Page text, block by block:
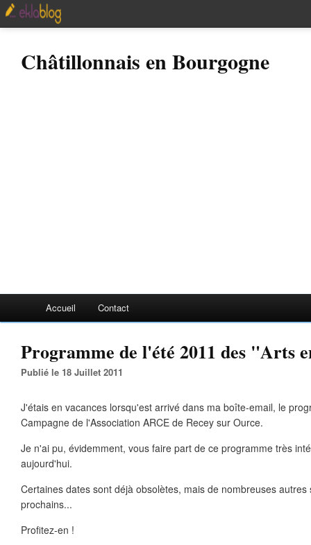
Châtillonnais en Bourgogne
Accueil Contact
Programme de l'été 2011 des "Arts
Publié le 18 Juillet 2011
J'étais en vacances lorsqu'est arrivé dans ma boîte-email, le
Campagne de l'Association ARCE de Recey sur Ource.
Je n'ai pu, évidemment, vous faire part de ce programme très
aujourd'hui.
Certaines dates sont déjà obsolètes, mais de nombreuses
prochains...
Profitez-en !